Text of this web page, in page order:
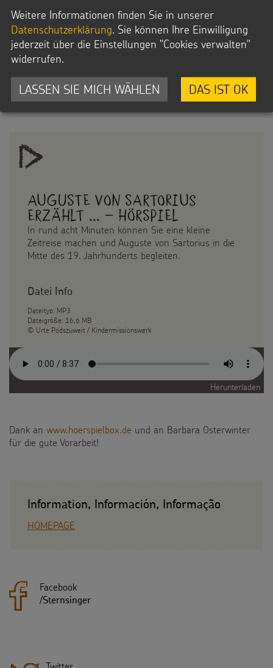
Auguste von Sartorius
erzählt ... – Hörspiel
In rund acht Minuten können Sie eine kleine
Zeitreise machen und Auguste von Sartorius in die
Mitte des 19. Jahrhunderts begleiten.
Datei Info
Dateityp: MP3
Dateigröße: 16,6 MB
© Urte Podszuweit / Kindermissionswerk
Herunterladen
Dank an www.hoerspielbox.de und an Barbara Osterwinter
für die gute Vorarbeit!
Information, Información, Informação
HOMEPAGE
Facebook
/Sternsinger
Weitere Informationen finden Sie in unserer
Datenschutzerklärung. Sie können Ihre Einwilligung
jederzeit über die Einstellungen "Cookies verwalten"
widerrufen.
LASSEN SIE MICH WÄHLEN DAS IST OK